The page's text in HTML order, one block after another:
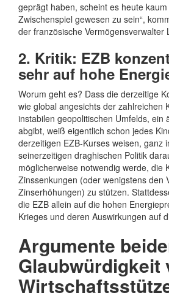
geprägt haben, scheint es heute
Zwischenspiel gewesen zu sein“,
der französische Vermögensverwalter
2. Kritik: EZB
sehr auf hohe
Worum geht es? Dass die derzeitige
wie global angesichts der zahlreichen
instabilen geopolitischen Umfelds, ein
abgibt, weiß eigentlich schon jedes
derzeitigen EZB-Kurses weisen, ganz
seinerzeitigen draghischen Politik
möglicherweise notwendig werde, die
Zinssenkungen (oder wenigstens den
Zinserhöhungen) zu stützen.
die EZB allein auf die hohen
Krieges und deren Auswirkungen auf
Argumente
Glaubwürdigkeit